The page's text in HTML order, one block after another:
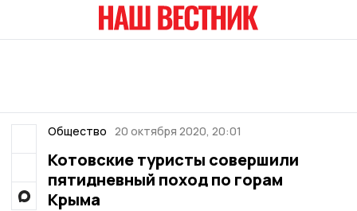
Общество 20 октября 2020, 20:01
Котовские туристы совершили
пятидневный поход по горам
Крыма